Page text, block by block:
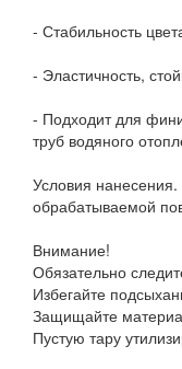
- Стабильность
- Эластичность,
- Подходит для
труб водяного
Условия
обрабатываемой
Внимание!
Обязательно
Избегайте
Защищайте
Пустую тару